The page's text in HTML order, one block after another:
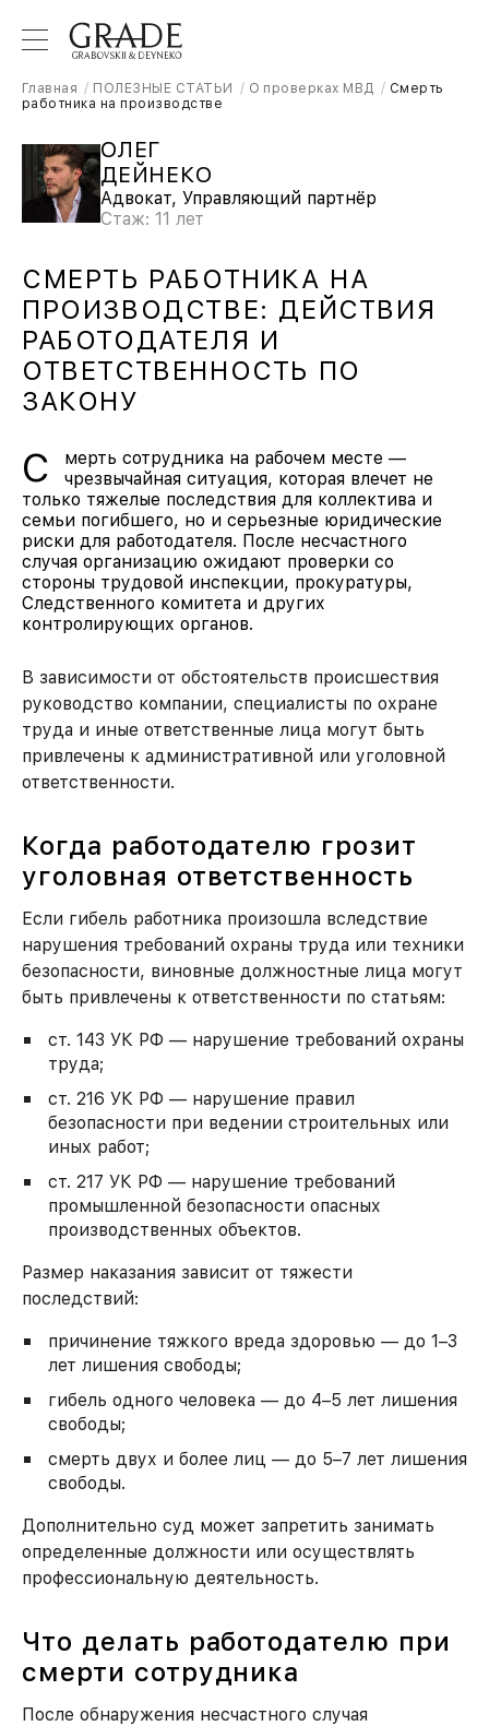
Главная ПОЛЕЗНЫЕ СТАТЬИ О проверках МВД
Смерть
работника на производстве
ОЛЕГ
ДЕЙНЕКО
Адвокат, Управляющий партнёр
Стаж: 11 лет
СМЕРТЬ РАБОТНИКА НА
ПРОИЗВОДСТВЕ: ДЕЙСТВИЯ
РАБОТОДАТЕЛЯ И
ОТВЕТСТВЕННОСТЬ ПО
ЗАКОНУ
С
мерть сотрудника на рабочем месте —
чрезвычайная ситуация, которая влечет не
только тяжелые последствия для коллектива и
семьи погибшего, но и серьезные юридические
риски для работодателя. После несчастного
случая организацию ожидают проверки со
стороны трудовой инспекции, прокуратуры,
Следственного комитета и других
контролирующих органов.
В зависимости от обстоятельств происшествия
руководство компании, специалисты по охране
труда и иные ответственные лица могут быть
привлечены к административной или уголовной
ответственности.
Когда работодателю грозит
уголовная ответственность
Если гибель работника произошла вследствие
нарушения требований охраны труда или техники
безопасности, виновные должностные лица могут
быть привлечены к ответственности по статьям:
ст. 143 УК РФ — нарушение требований охраны
труда;
ст. 216 УК РФ — нарушение правил
безопасности при ведении строительных или
иных работ;
ст. 217 УК РФ — нарушение требований
промышленной безопасности опасных
производственных объектов.
Размер наказания зависит от тяжести
последствий:
причинение тяжкого вреда здоровью — до 1–3
лет лишения свободы;
гибель одного человека — до 4–5 лет лишения
свободы;
смерть двух и более лиц — до 5–7 лет лишения
свободы.
Дополнительно суд может запретить занимать
определенные должности или осуществлять
профессиональную деятельность.
Что делать работодателю при
смерти сотрудника
После обнаружения несчастного случая